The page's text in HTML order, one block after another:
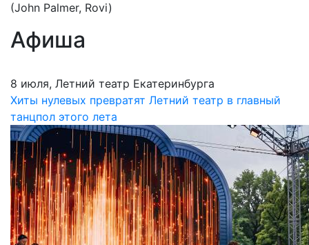
(John Palmer, Rovi)
Афиша
8 июля, Летний театр Екатеринбурга
Хиты нулевых превратят Летний театр в главный
танцпол этого лета